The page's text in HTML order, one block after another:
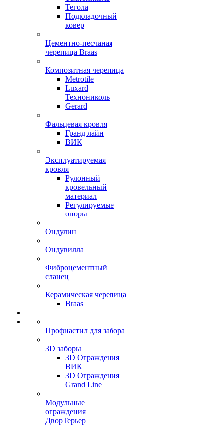
Тегола
Подкладочный
ковер
Цементно-песчаная
черепица Braas
Композитная черепица
Metrotile
Luxard
Технониколь
Gerard
Фальцевая кровля
Гранд лайн
ВИК
Эксплуатируемая
кровля
Рулонный
кровельный
материал
Регулируемые
опоры
Ондулин
Ондувилла
Фиброцементный
сланец
Керамическая черепица
Braas
Профнастил для забора
3D заборы
3D Ограждения
ВИК
3D Ограждения
Grand Line
Модульные
ограждения
ДворТерьер